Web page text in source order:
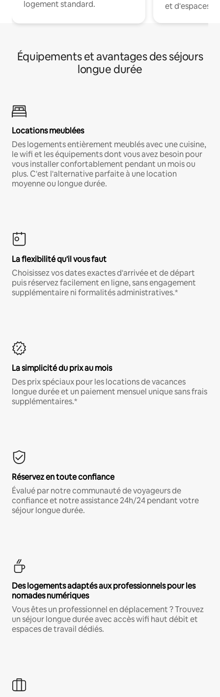
logement standard.
et d'espaces
Équipements et avantages des séjours
longue durée
Locations meublées
Des logements entièrement meublés avec une cuisine,
le wifi et les équipements dont vous avez besoin pour
vous installer confortablement pendant un mois ou
plus. C'est l'alternative parfaite à une location
moyenne ou longue durée.
La flexibilité qu'il vous faut
Choisissez vos dates exactes d'arrivée et de départ
puis réservez facilement en ligne, sans engagement
supplémentaire ni formalités administratives.*
La simplicité du prix au mois
Des prix spéciaux pour les locations de vacances
longue durée et un paiement mensuel unique sans frais
supplémentaires.*
Réservez en toute confiance
Évalué par notre communauté de voyageurs de
confiance et notre assistance 24h/24 pendant votre
séjour longue durée.
Des logements adaptés aux professionnels pour les
nomades numériques
Vous êtes un professionnel en déplacement ? Trouvez
un séjour longue durée avec accès wifi haut débit et
espaces de travail dédiés.